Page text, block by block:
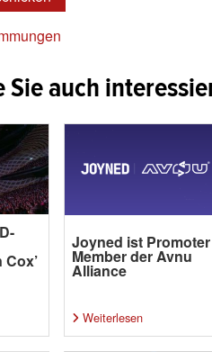
Sie auch
Joyned ist Promoter
Member der Avnu
Alliance
Weiterlesen